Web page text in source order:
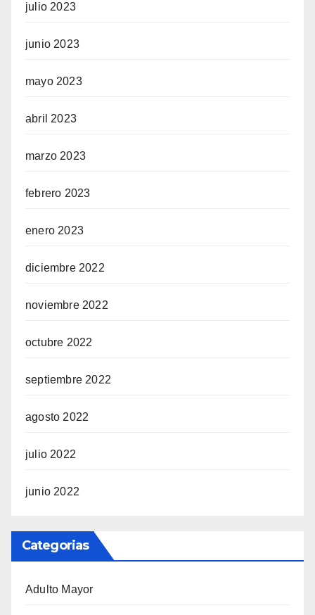
julio 2023
junio 2023
mayo 2023
abril 2023
marzo 2023
febrero 2023
enero 2023
diciembre 2022
noviembre 2022
octubre 2022
septiembre 2022
agosto 2022
julio 2022
junio 2022
Categorias
Adulto Mayor